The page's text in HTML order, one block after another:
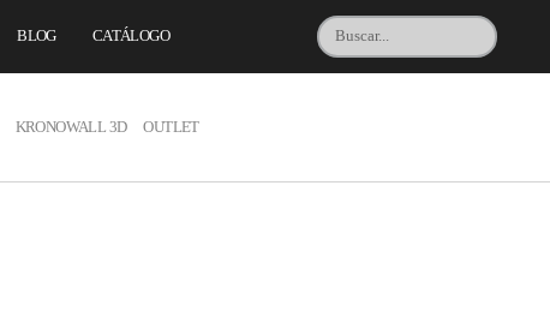
BLOG CATÁLOGO
KRONOWALL 3D OUTLET